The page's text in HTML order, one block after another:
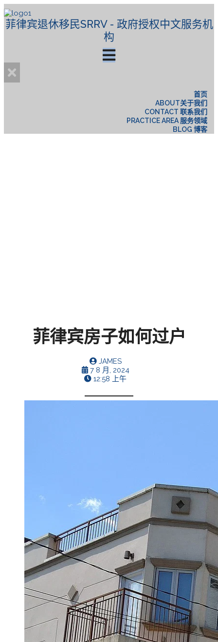
菲律宾退休移民SRRV - 政府授权中文服务机
构
首页
ABOUT关于我们
CONTACT 联系我们
PRACTICE AREA 服务领域
BLOG 博客
菲律宾房子如何过户
JAMES
7 8 月, 2024
12:58 上午